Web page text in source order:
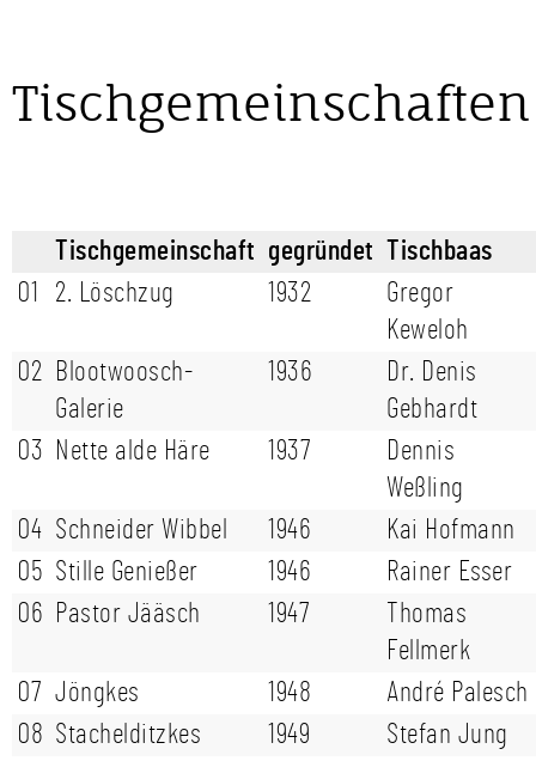
Tischgemeinschaften
Tischgemeinschaft gegründet Tischbaas
01
2. Löschzug 1932
Gregor
Keweloh
02 Blootwoosch-
Galerie
1936
Dr. Denis
Gebhardt
03 Nette alde Häre 1937
Dennis
Weßling
04 Schneider Wibbel 1946
Kai Hofmann
05 Stille Genießer 1946
Rainer Esser
06 Pastor Jääsch 1947
Thomas
Fellmerk
07 Jöngkes 1948
André Palesch
08 Stachelditzkes 1949
Stefan Jung